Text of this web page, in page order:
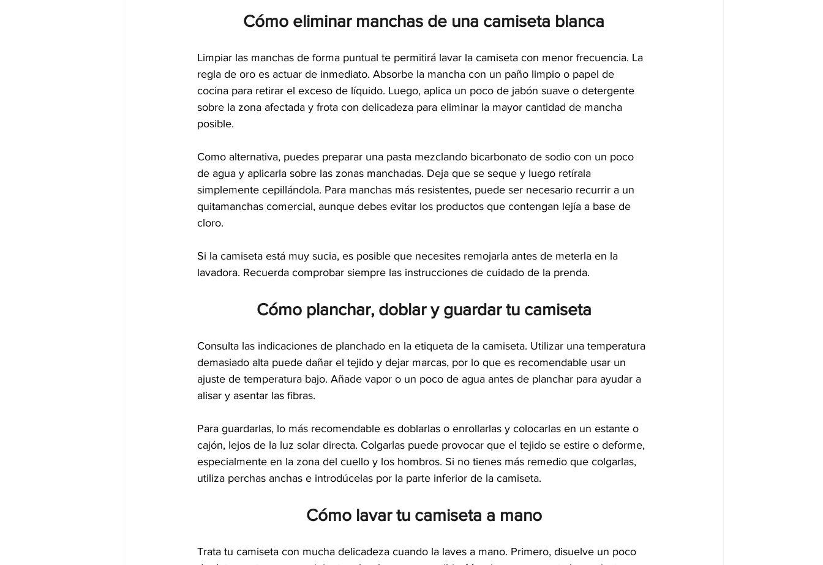
Cómo eliminar manchas de una camiseta blanca
Limpiar las manchas de forma puntual te permitirá lavar la camiseta con menor frecuencia. La
regla de oro es actuar de inmediato. Absorbe la mancha con un paño limpio o papel de
cocina para retirar el exceso de líquido. Luego, aplica un poco de jabón suave o detergente
sobre la zona afectada y frota con delicadeza para eliminar la mayor cantidad de mancha
posible.
Como alternativa, puedes preparar una pasta mezclando bicarbonato de sodio con un poco
de agua y aplicarla sobre las zonas manchadas. Deja que se seque y luego retírala
simplemente cepillándola. Para manchas más resistentes, puede ser necesario recurrir a un
quitamanchas comercial, aunque debes evitar los productos que contengan lejía a base de
cloro.
Si la camiseta está muy sucia, es posible que necesites remojarla antes de meterla en la
lavadora. Recuerda comprobar siempre las instrucciones de cuidado de la prenda.
Cómo planchar, doblar y guardar tu camiseta
Consulta las indicaciones de planchado en la etiqueta de la camiseta. Utilizar una temperatura
demasiado alta puede dañar el tejido y dejar marcas, por lo que es recomendable usar un
ajuste de temperatura bajo. Añade vapor o un poco de agua antes de planchar para ayudar a
alisar y asentar las fibras.
Para guardarlas, lo más recomendable es doblarlas o enrollarlas y colocarlas en un estante o
cajón, lejos de la luz solar directa. Colgarlas puede provocar que el tejido se estire o deforme,
especialmente en la zona del cuello y los hombros. Si no tienes más remedio que colgarlas,
utiliza perchas anchas e introdúcelas por la parte inferior de la camiseta.
Cómo lavar tu camiseta a mano
Trata tu camiseta con mucha delicadeza cuando la laves a mano. Primero, disuelve un poco